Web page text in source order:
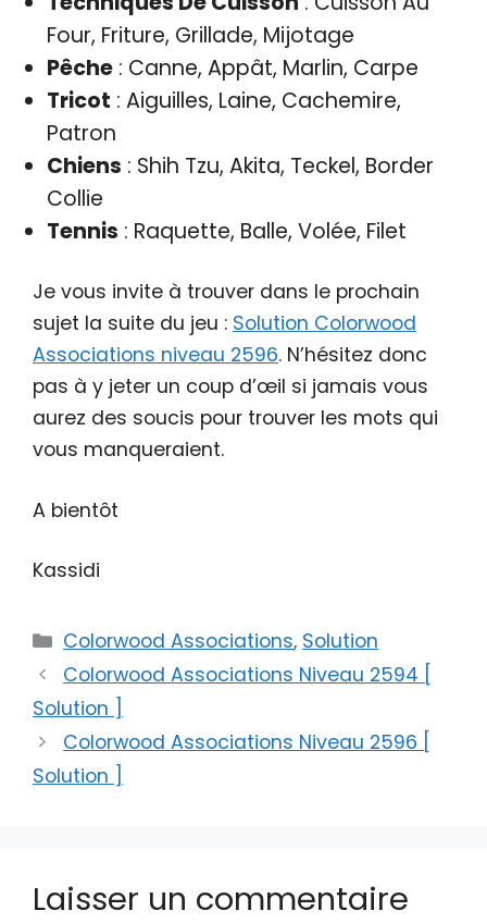
Four, Friture, Grillade, Mijotage
Pêche: Canne, Appât, Marlin, Carpe
Tricot : Aiguilles, Laine, Cachemire,
Patron
Chiens : Shih Tzu, Akita, Teckel, Border
Collie
Tennis : Raquette, Balle, Volée, Filet
Je vous invite à trouver dans le prochain
sujet la suite du jeu : Solution Colorwood
Associations niveau 2596. N’hésitez donc
pas à y jeter un coup d’œil si jamais vous
aurez des soucis pour trouver les mots qui
vous manqueraient.
A bientôt
Kassidi
Catégories
Colorwood Associations, Solution
Colorwood Associations Niveau 2594 [
Solution ]
Colorwood Associations Niveau 2596 [
Solution ]
Laisser un commentaire